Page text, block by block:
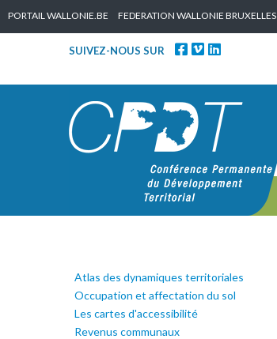
PORTAIL WALLONIE.BE FEDERATION WALLONIE BRUXELLES
SUIVEZ-NOUS SUR
Atlas des dynamiques territoriales
Occupation et affectation du sol
Les cartes d'accessibilité
Revenus communaux